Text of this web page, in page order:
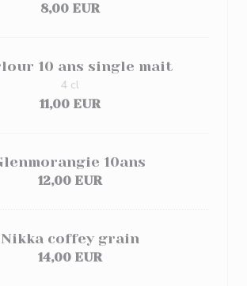
8,00 EUR
10 ans single mait
11,00 EUR
4 cl
10ans
12,00 EUR
Nikka coffey grain
14,00 EUR